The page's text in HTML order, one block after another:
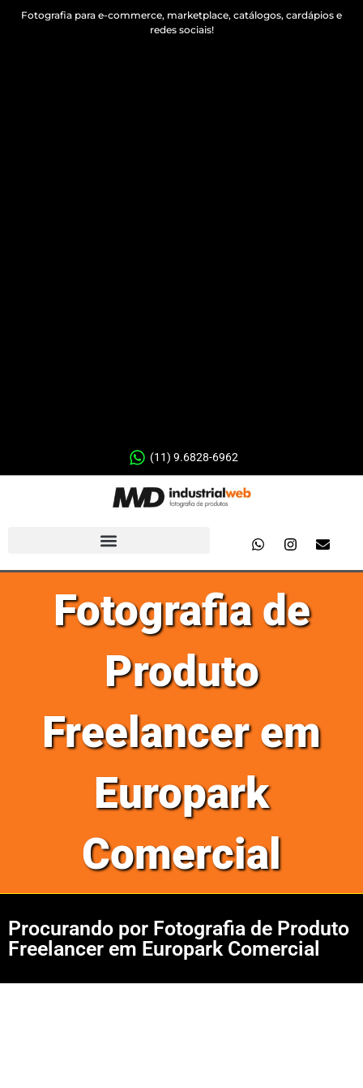
Fotografia para e-commerce, marketplace, catálogos, cardápios e
redes sociais!
(11) 9.6828-6962
Fotografia de
Produto
Freelancer em
Europark
Comercial
Procurando por Fotografia de Produto
Freelancer em Europark Comercial